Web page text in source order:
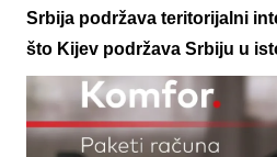
Srbija podržava teritorijalni
što Kijev podržava Srbiju u